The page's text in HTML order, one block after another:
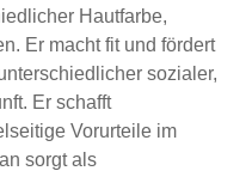
Hautfarbe,
Er macht fit und fördert
sozialer,
Er schafft
Vorurteile im
sorgt als